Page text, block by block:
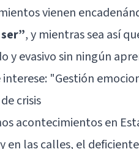
vienen
, y mientras sea así
y evasivo sin ningún
interese: "Gestión
crisis
acontecimientos en
en las calles, el